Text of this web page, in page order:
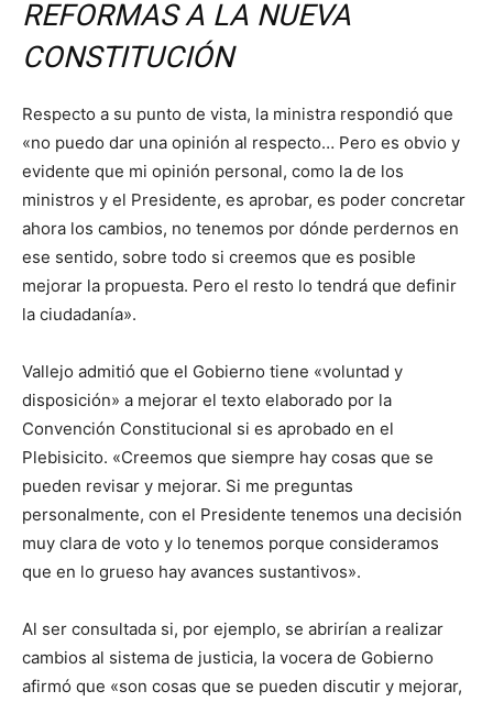
REFORMAS A LA NUEVA
CONSTITUCIÓN
Respecto a su punto de vista, la ministra respondió que
«no puedo dar una opinión al respecto… Pero es obvio y
evidente que mi opinión personal, como la de los
ministros y el Presidente, es aprobar, es poder concretar
ahora los cambios, no tenemos por dónde perdernos en
ese sentido, sobre todo si creemos que es posible
mejorar la propuesta. Pero el resto lo tendrá que definir
la ciudadanía».
Vallejo admitió que el Gobierno tiene «voluntad y
disposición» a mejorar el texto elaborado por la
Convención Constitucional si es aprobado en el
Plebisicito. «Creemos que siempre hay cosas que se
pueden revisar y mejorar. Si me preguntas
personalmente, con el Presidente tenemos una decisión
muy clara de voto y lo tenemos porque consideramos
que en lo grueso hay avances sustantivos».
Al ser consultada si, por ejemplo, se abrirían a realizar
cambios al sistema de justicia, la vocera de Gobierno
afirmó que «son cosas que se pueden discutir y mejorar,